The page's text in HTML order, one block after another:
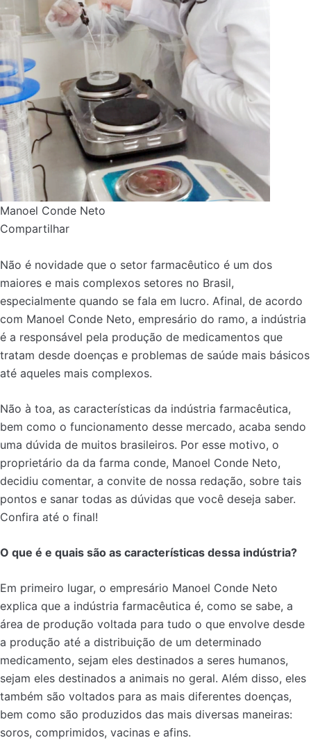
Manoel Conde Neto
Compartilhar
Não é novidade que o setor farmacêutico é um dos
maiores e mais complexos setores no Brasil,
especialmente quando se fala em lucro. Afinal, de acordo
com Manoel Conde Neto, empresário do ramo, a indústria
é a responsável pela produção de medicamentos que
tratam desde doenças e problemas de saúde mais básicos
até aqueles mais complexos.
Não à toa, as características da indústria farmacêutica,
bem como o funcionamento desse mercado, acaba sendo
uma dúvida de muitos brasileiros. Por esse motivo, o
proprietário da da farma conde, Manoel Conde Neto,
decidiu comentar, a convite de nossa redação, sobre tais
pontos e sanar todas as dúvidas que você deseja saber.
Confira até o final!
O que é e quais são as características dessa indústria?
Em primeiro lugar, o empresário Manoel Conde Neto
explica que a indústria farmacêutica é, como se sabe, a
área de produção voltada para tudo o que envolve desde
a produção até a distribuição de um determinado
medicamento, sejam eles destinados a seres humanos,
sejam eles destinados a animais no geral. Além disso, eles
também são voltados para as mais diferentes doenças,
bem como são produzidos das mais diversas maneiras:
soros, comprimidos, vacinas e afins.